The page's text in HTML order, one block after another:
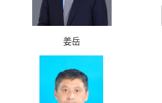
姜岳